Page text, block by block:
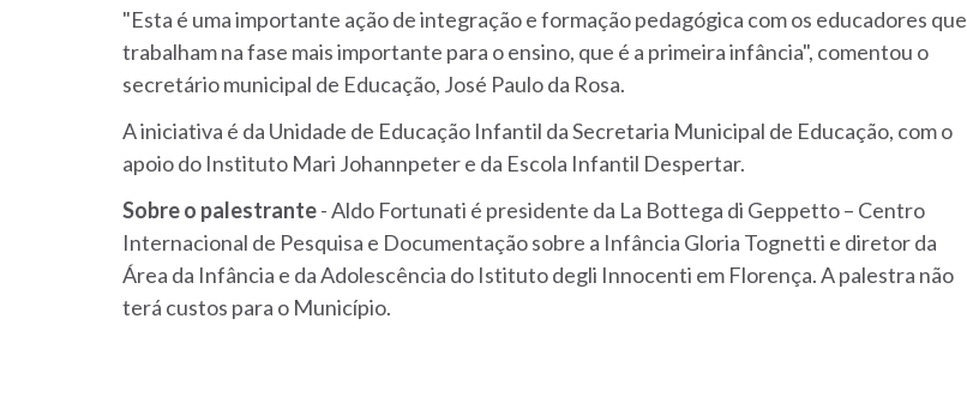
"Esta é uma importante ação de integração e formação pedagógica com os educadores que
trabalham na fase mais importante para o ensino, que é a primeira infância", comentou o
secretário municipal de Educação, José Paulo da Rosa.
A iniciativa é da Unidade de Educação Infantil da Secretaria Municipal de Educação, com o
apoio do Instituto Mari Johannpeter e da Escola Infantil Despertar.
Sobre o palestrante- Aldo Fortunati é presidente da La Bottega di Geppetto – Centro
Internacional de Pesquisa e Documentação sobre a Infância Gloria Tognetti e diretor da
Área da Infância e da Adolescência do Istituto degli Innocenti em Florença. A palestra não
terá custos para o Município.